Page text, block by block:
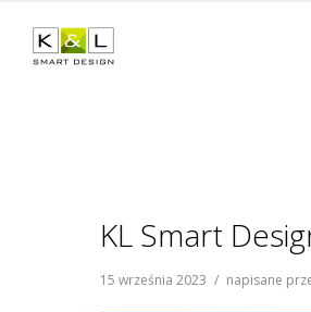
KL Smart
15 września 2023 / napisane